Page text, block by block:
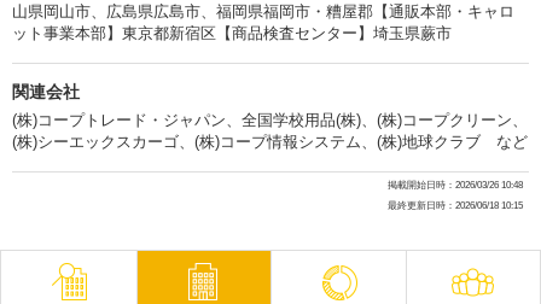
山県岡山市、広島県広島市、福岡県福岡市・糟屋郡【通販本部・キャロ
ット事業本部】東京都新宿区【商品検査センター】埼玉県蕨市
関連会社
(株)コープトレード・ジャパン、全国学校用品(株)、(株)コープクリーン、
(株)シーエックスカーゴ、(株)コープ情報システム、(株)地球クラブ など
掲載開始日時：2026/03/26 10:48
最終更新日時：2026/06/18 10:15